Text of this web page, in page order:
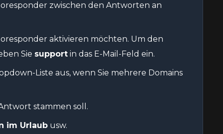
zwischen den Antworten an
aktivieren möchten. Um den
Sie support in das E-Mail-Feld ein.
Liste aus, wenn Sie mehrere Domains
stammen soll.
im Urlaub usw.